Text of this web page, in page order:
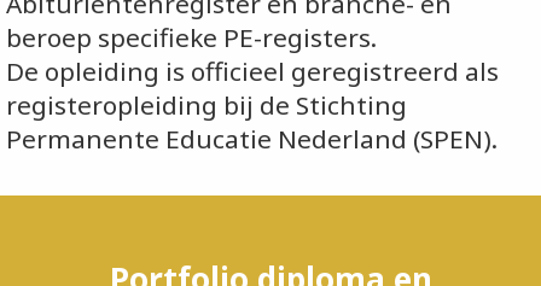
beroep specifieke PE-registers.
De opleiding is officieel geregistreerd als
registeropleiding bij de Stichting
Permanente Educatie Nederland (SPEN).